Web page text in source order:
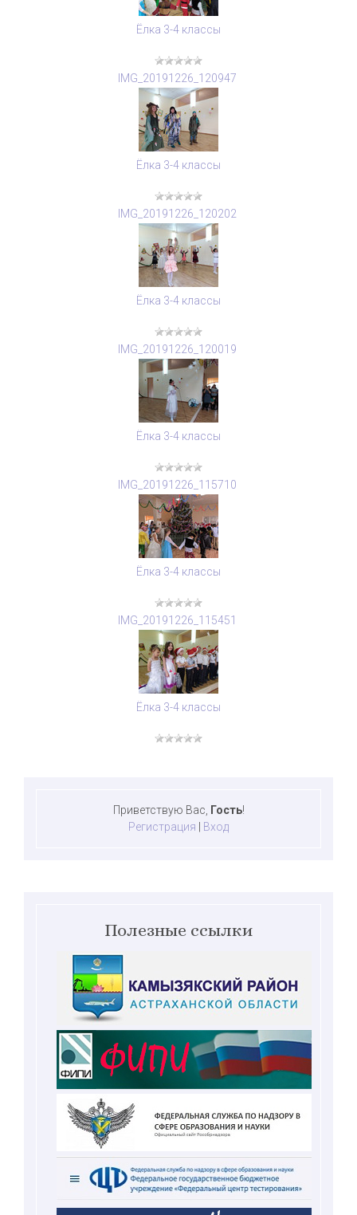
Ёлка 3-4 классы
IMG_20191226_120947
Ёлка 3-4 классы
IMG_20191226_120202
Ёлка 3-4 классы
IMG_20191226_120019
Ёлка 3-4 классы
IMG_20191226_115710
Ёлка 3-4 классы
IMG_20191226_115451
Ёлка 3-4 классы
Приветствую Вас Гость!
Регистрация
Вход
Полезные ссылки